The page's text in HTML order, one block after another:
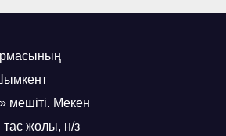
мешіті. Мекен
жолы, н/з